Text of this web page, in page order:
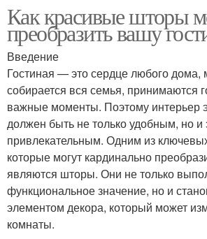
Как красивые шторы
преобразить вашу
Введение
Гостиная — это сердце любого дома,
собирается вся семья, принимаются
важные моменты. Поэтому интерьер
должен быть не только удобным, но и
привлекательным. Одним из
которые могут кардинально
являются шторы. Они не только
функциональное значение, но и
элементом декора, который может
комнаты.